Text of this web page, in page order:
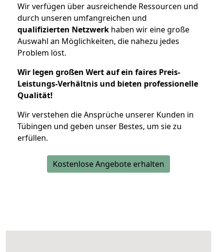
Wir verfügen über ausreichende Ressourcen und
durch unseren umfangreichen und
qualifizierten Netzwerk haben wir eine große
Auswahl an Möglichkeiten, die nahezu jedes
Problem löst.
Wir legen großen Wert auf ein faires Preis-
Leistungs-Verhältnis und bieten professionelle
Qualität!
Wir verstehen die Ansprüche unserer Kunden in
Tübingen und geben unser Bestes, um sie zu
erfüllen.
Kostenlose Angebote erhalten